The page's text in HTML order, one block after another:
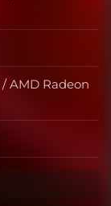
AMD Radeon